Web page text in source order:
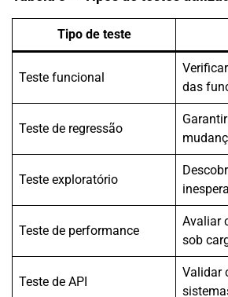
Tipo de teste
Teste funcional
das
Teste de regressão
Teste exploratório
Teste de performance
Avaliar
sob
Teste de API
Validar